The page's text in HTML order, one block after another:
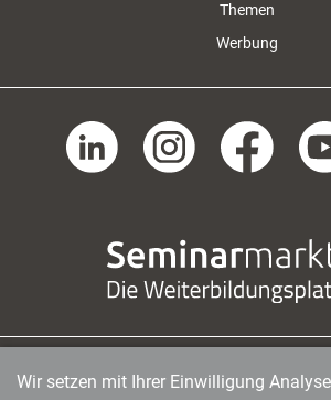
Themen
Werbung
managerSeminare Verlags GmbH |
Wir setzen mit Ihrer Einwilligung